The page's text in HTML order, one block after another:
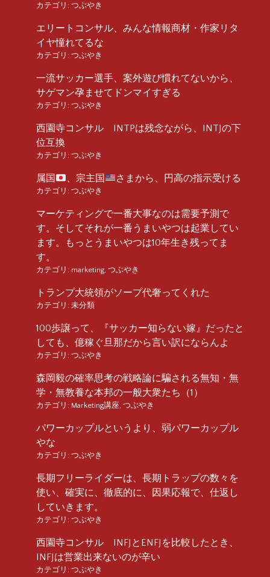
カテゴリ: つぶやき
エリートコンサル、みんな情報商材・作家リタ
イヤ憧れてるな
カテゴリ: つぶやき
一流サッカー選手、案外遊び慣れてないから、
サゲマン孕ませてドンマイすぎる
カテゴリ: つぶやき
西園寺コンサル INTPは残念ながら、INTJの下
位互換
カテゴリ: つぶやき
属国 、宗主国 さまから、円高の指示受ける
カテゴリ: つぶやき
マーケティングで一番大事なのは需要予測で
す。そしてそれが一番うまいやつは起業してい
ます。もっとうまいやつは10年生き残ってま
す。
カテゴリ: marketing, つぶやき
トランプ大統領がソープ代奢ってくれた
カテゴリ: 未分類
100歩譲って、『サッカー知らない嫁』だったと
しても、億稼ぐ旦那だから言い訳にならんよ
カテゴリ: つぶやき
森岡毅の確率思考の戦略論に騙される無知・無
学・無教養な本邦の一般大衆たち（1）
カテゴリ: Marketing講座, つぶやき
パワーカップルというより、弱パワーカップル
やな
カテゴリ: つぶやき
長期フリーライダーは、長期トラップの数々を
使い、確実に、徹底的に、因果応報で、仕返し
していきます。
カテゴリ: つぶやき
西園寺コンサル INFJとENFJを比較したとき、
INFJは営業出来ないのが辛い
カテゴリ: つぶやき